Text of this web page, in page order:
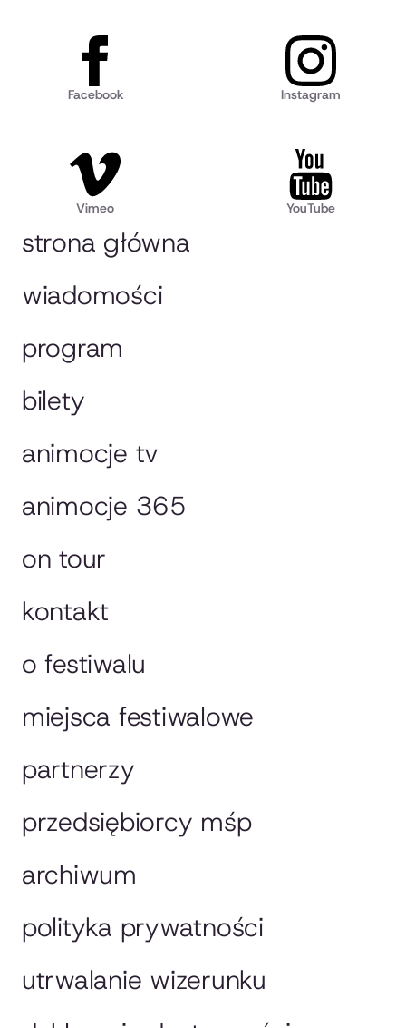
strona główna
wiadomości
program
bilety
animocje tv
animocje 365
on tour
kontakt
o festiwalu
miejsca festiwalowe
partnerzy
przedsiębiorcy mśp
archiwum
polityka prywatności
utrwalanie wizerunku
Facebook Instagram
Vimeo YouTube